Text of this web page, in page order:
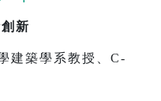
新
建築學系教授、C-